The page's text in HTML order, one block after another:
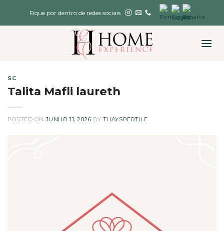
Fique por dentro de redes sociais
SC
Talita Mafli laureth
POSTED ONJUNHO 11, 2026 BY THAYSPERTILE